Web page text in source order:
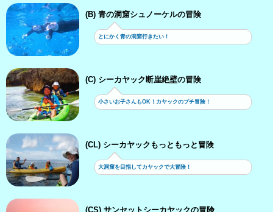
(B) 青の洞窟シュノーケルの冒険
とにかく青の洞窟行きたい！
(C) シーカヤック断崖絶壁の冒険
小さいお子さんもOK！カヤックのプチ冒険！
(CL) シーカヤックもっともっと冒険
大洞窟を目指してカヤックで大冒険！